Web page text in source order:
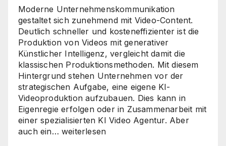
ist
Moderne Unternehmenskommunikation
gestaltet sich zunehmend mit Video-Content.
Deutlich schneller und kosteneffizienter ist die
Produktion von Videos mit generativer
Künstlicher Intelligenz, vergleicht damit die
klassischen Produktionsmethoden. Mit diesem
Hintergrund stehen Unternehmen vor der
strategischen Aufgabe, eine eigene KI-
Videoproduktion aufzubauen. Dies kann in
Eigenregie erfolgen oder in Zusammenarbeit mit
einer spezialisierten KI Video Agentur. Aber
auch ein… KI
weiterlesen